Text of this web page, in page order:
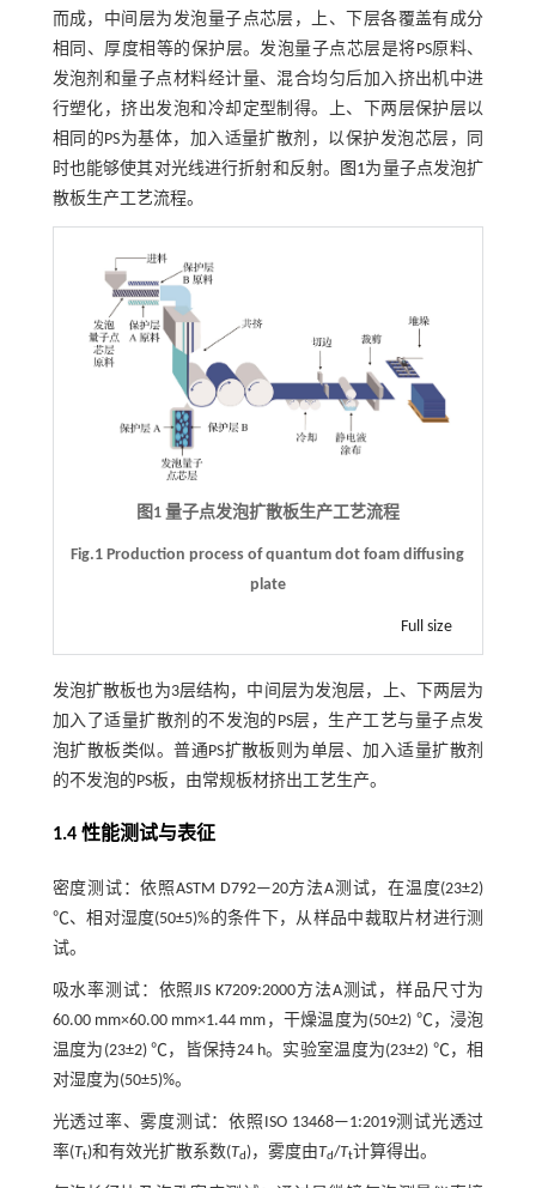
而成，中间层为发泡量子点芯层，上、下层各覆盖有成分
相同、厚度相等的保护层。发泡量子点芯层是将PS原料、
发泡剂和量子点材料经计量、混合均匀后加入挤出机中进
行塑化，挤出发泡和冷却定型制得。上、下两层保护层以
相同的PS为基体，加入适量扩散剂，以保护发泡芯层，同
时也能够使其对光线进行折射和反射。
图1为量子点发泡扩
散板生产工艺流程。
图1 量子点发泡扩散板生产工艺流程
Fig.1 Production process of quantum dot foam diffusing
plate
Full size
发泡扩散板也为3层结构，中间层为发泡层，上、下两层为
加入了适量扩散剂的不发泡的PS层，生产工艺与量子点发
泡扩散板类似。普通PS扩散板则为单层、加入适量扩散剂
的不发泡的PS板，由常规板材挤出工艺生产。
1.4 性能测试与表征
密度测试：依照ASTM D792—20方法A测试，在温度(23±2)
℃、相对湿度(50±5)%的条件下，从样品中裁取片材进行测
试。
吸水率测试：依照JIS K7209:2000方法A测试，样品尺寸为
60.00 mm×60.00 mm×1.44 mm，干燥温度为(50±2) ℃，浸泡
温度为(23±2) ℃，皆保持24 h。实验室温度为(23±2) ℃，相
对湿度为(50±5)%。
光透过率、雾度测试：依照ISO 13468—1:2019测试光透过
率(Tt)和有效光扩散系数(Td)，雾度由Td/Tt计算得出。